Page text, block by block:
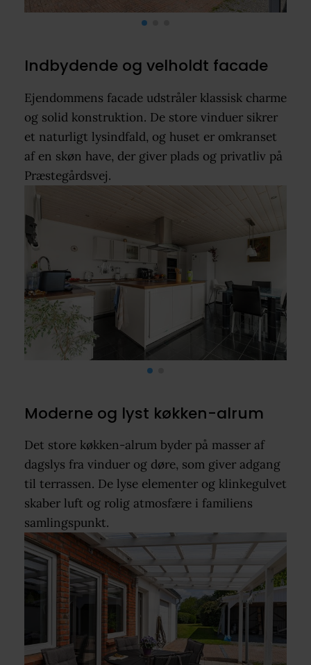
Indbydende og velholdt facade
Ejendommens facade udstråler klassisk charme
og solid konstruktion. De store vinduer sikrer
et naturligt lysindfald, og huset er omkranset
af en skøn have, der giver plads og privatliv på
Præstegårdsvej.
Moderne og lyst køkken-alrum
Det store køkken-alrum byder på masser af
dagslys fra vinduer og døre, som giver adgang
til terrassen. De lyse elementer og klinkegulvet
skaber luft og rolig atmosfære i familiens
samlingspunkt.